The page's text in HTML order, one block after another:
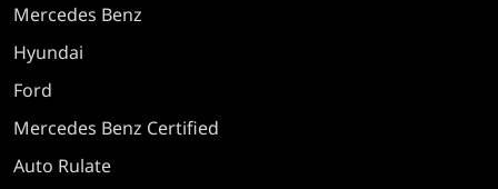
Mercedes Benz
Hyundai
Ford
Mercedes Benz Certified
Auto Rulate